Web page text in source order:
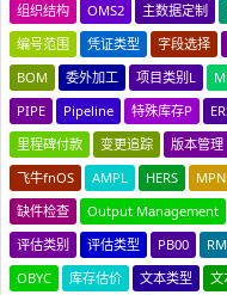
组织结构
OMS2 主数据定制
编号范围
凭证类型 字段选择
BOM
委外加工 项目类别L
PIPE
Pipeline 特殊库存P
里程碑付款
变更追踪 版本管理
飞牛fnOS
AMPL HERS MPN
缺件检查
Output Management
评估类别
评估类型 PB00
OBYC
库存估价 文本类型 文